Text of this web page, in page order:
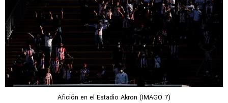
Afición en el Estadio Akron (IMAGO 7)